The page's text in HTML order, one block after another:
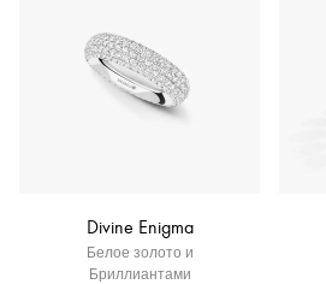
Divine Enigma
Белое золото и
Бриллиантами